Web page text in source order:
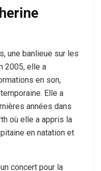
une banlieue sur les
2005, elle a
en son,
Elle a
années dans
où elle a appris la
en natation et
concert pour la